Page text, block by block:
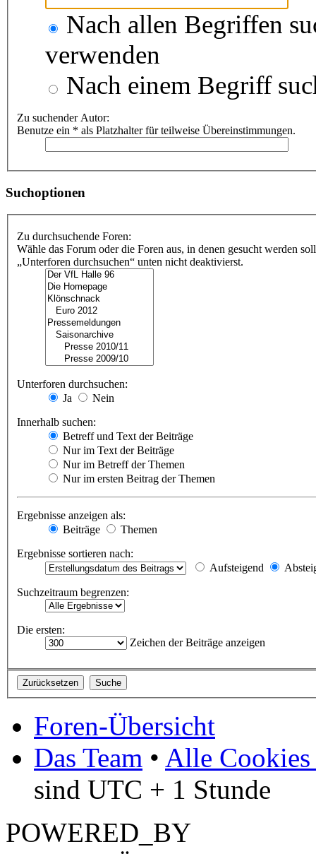
Nach allen Begriffen
verwenden
Nach einem Begriff
Zu suchender Autor:
Benutze ein * als Platzhalter für teilweise Übereinstimmungen.
Suchoptionen
Zu durchsuchende Foren:
Wähle das Forum oder die Foren aus, in denen gesucht werden
„Unterforen durchsuchen“ unten nicht deaktivierst.
Unterforen durchsuchen:
Ja
Nein
Innerhalb suchen:
Betreff und Text der Beiträge
Nur im Text der Beiträge
Nur im Betreff der Themen
Nur im ersten Beitrag der Themen
Ergebnisse anzeigen als:
Beiträge
Themen
Ergebnisse sortieren nach:
Aufsteigend
Suchzeitraum begrenzen:
Die ersten:
Zeichen der Beiträge anzeigen
Foren-Übersicht
Das Team • Alle Cookies
sind UTC + 1 Stunde
POWERED_BY